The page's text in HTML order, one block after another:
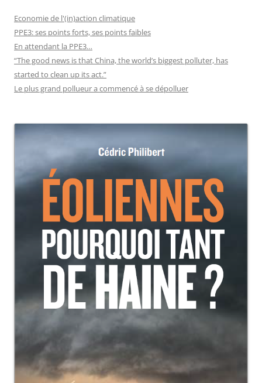
Economie de l'(in)action climatique
PPE3: ses points forts, ses points faibles
En attendant la PPE3…
“The good news is that China, the world’s biggest polluter, has
started to clean up its act.”
Le plus grand pollueur a commencé à se dépolluer